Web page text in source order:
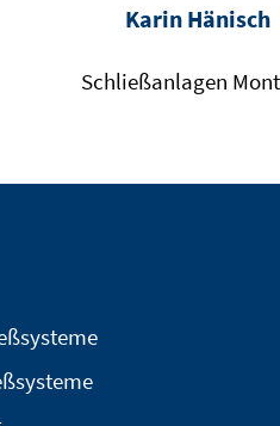
Karin Hänisch
Schließanlagen